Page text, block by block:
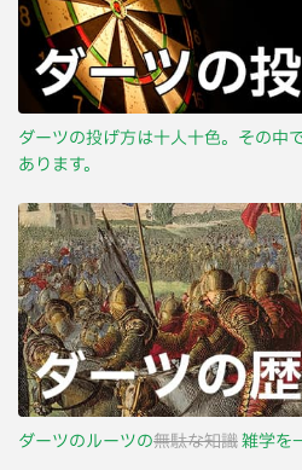
ダーツの投げ方は十人十色。その中
あります。
ダーツのルーツの無駄な知識雑学を